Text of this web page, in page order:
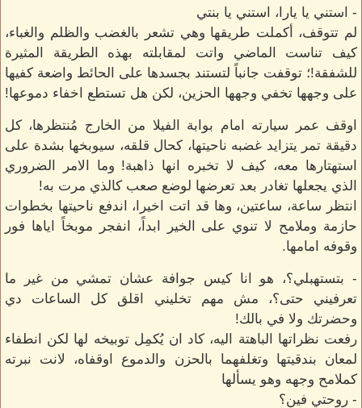
- استني يا يارا، استني يا بنتي
لم تتوقف، أكملت طريقها وهي تشعر بالغضب والظلم والغباء،
كيف تناست الماضي واتت لمقابلته بهذه الطريقة المثيرة
للشفقة!؛ توقفت جانباً لتستند بجسدها على الحائط واضعة كفيها
على وجهها تخفي وجهها الحزين، لكن هل تستطع اخفاء دموعها!
اوقف عمر سيارته امام بوابة الفيلا من الخارج مُنتظرها، كل
دقيقة تمر يتزايد غضبه ناحيتها، كحال قلقه، سيوبخها بشدة على
استهتارها معه، كيف لا تخبره انها ذاهبة! وما الامر الضروري
الذي يجعلها تغادر بعد تعرضها لوضع صعب كالذي مرت به!
انتظر ساعة، ساعتين، وها قد اتت اخيرا، اندفع ناحيتها بخطوات
حازمة وملامح لا تنوي على الخير ابداً، انفجر موبخاً اياها فور
وقوفه امامها.
- بتستهبلي؟، هو انا كيس جوافة عشان تمشي من غير ما
تعرفيني حتى؟، مش مهم تخليني اقلق كل الساعات دي
وحضرتك ولا في بالك!
رفعت نظراتها الباهتة اليه، كاد ان يُكمِل توبيخه لها لكن انطفاء
لمعان بندقيتها وتغلفهما بالحزن والدموع اوقفاه، لانت نبرته
كملامح وجهه وهو يسألها
- روحتي فين؟